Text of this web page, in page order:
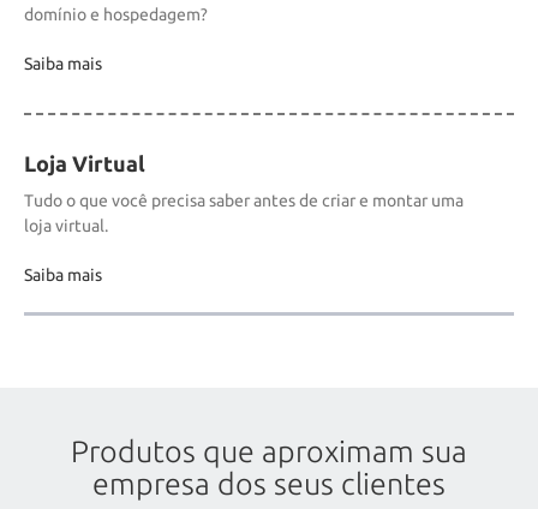
domínio e hospedagem?
Saiba mais
Loja Virtual
Tudo o que você precisa saber antes de criar e montar uma
loja virtual.
Saiba mais
Produtos que aproximam sua
empresa dos seus clientes